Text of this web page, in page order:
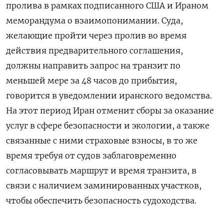
пролива ​в рамках ⁠подписанного США ‌и Ираном
меморандума о ‌взаимопонимании. Суда,
желающие пройти через пролив ​во время
действия предварительного ‌соглашения,
должны направить запрос ​на транзит по
меньшей мере за ‌48 часов до прибытия,
говорится в уведомлении иранского ведомства.
На ​этот ​период ‌Иран отменит сборы за оказание ​
услуг в сфере безопасности и экологии, а также
связанные с ними страховые взносы, в то же
время требуя от ​судов заблаговременно
согласовывать ⁠маршрут и время транзита, в
связи ‌с наличием заминированных участков,
‌чтобы обеспечить безопасность судоходства.